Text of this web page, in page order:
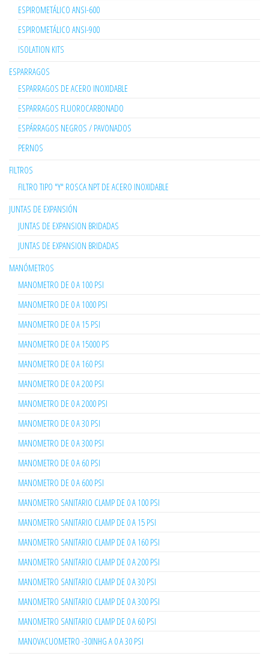
ESPIROMETÁLICO ANSI-600
ESPIROMETÁLICO ANSI-900
ISOLATION KITS
ESPARRAGOS
ESPARRAGOS DE ACERO INOXIDABLE
ESPARRAGOS FLUOROCARBONADO
ESPÁRRAGOS NEGROS / PAVONADOS
PERNOS
FILTROS
FILTRO TIPO "Y" ROSCA NPT DE ACERO INOXIDABLE
JUNTAS DE EXPANSIÓN
JUNTAS DE EXPANSION BRIDADAS
JUNTAS DE EXPANSION BRIDADAS
MANÓMETROS
MANOMETRO DE 0 A 100 PSI
MANOMETRO DE 0 A 1000 PSI
MANOMETRO DE 0 A 15 PSI
MANOMETRO DE 0 A 15000 PS
MANOMETRO DE 0 A 160 PSI
MANOMETRO DE 0 A 200 PSI
MANOMETRO DE 0 A 2000 PSI
MANOMETRO DE 0 A 30 PSI
MANOMETRO DE 0 A 300 PSI
MANOMETRO DE 0 A 60 PSI
MANOMETRO DE 0 A 600 PSI
MANOMETRO SANITARIO CLAMP DE 0 A 100 PSI
MANOMETRO SANITARIO CLAMP DE 0 A 15 PSI
MANOMETRO SANITARIO CLAMP DE 0 A 160 PSI
MANOMETRO SANITARIO CLAMP DE 0 A 200 PSI
MANOMETRO SANITARIO CLAMP DE 0 A 30 PSI
MANOMETRO SANITARIO CLAMP DE 0 A 300 PSI
MANOMETRO SANITARIO CLAMP DE 0 A 60 PSI
MANOVACUOMETRO -30INHG A 0 A 30 PSI